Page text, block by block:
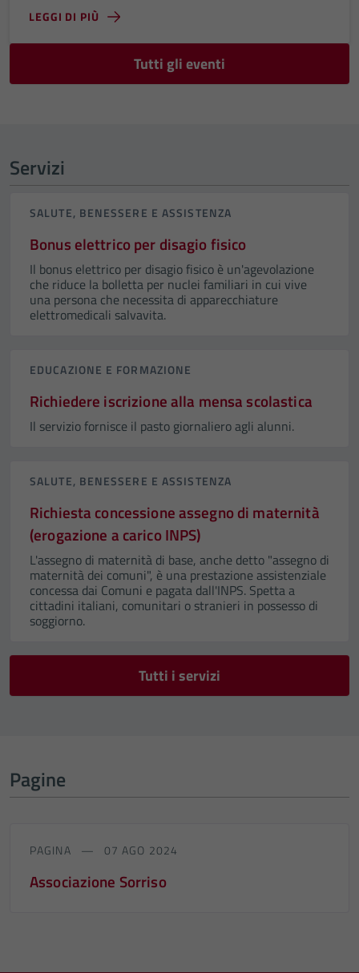
LEGGI DI PIÙ
Tutti gli eventi
Servizi
SALUTE, BENESSERE E ASSISTENZA
Bonus elettrico per disagio fisico
Il bonus elettrico per disagio fisico è un'agevolazione
che riduce la bolletta per nuclei familiari in cui vive
una persona che necessita di apparecchiature
elettromedicali salvavita.
EDUCAZIONE E FORMAZIONE
Richiedere iscrizione alla mensa scolastica
Il servizio fornisce il pasto giornaliero agli alunni.
SALUTE, BENESSERE E ASSISTENZA
Richiesta concessione assegno di maternità
(erogazione a carico INPS)
L'assegno di maternità di base, anche detto "assegno di
maternità dei comuni", è una prestazione assistenziale
concessa dai Comuni e pagata dall'INPS. Spetta a
cittadini italiani, comunitari o stranieri in possesso di
soggiorno.
Tutti i servizi
Pagine
PAGINA 07 AGO 2024
Associazione Sorriso